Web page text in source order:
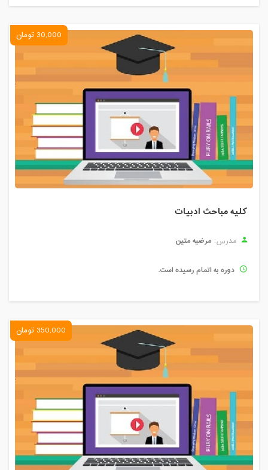
30,000 تومان
کلیه مباحث ادبیات
مدرس: مرضیه متین
دوره به اتمام رسیده است.
350,000 تومان